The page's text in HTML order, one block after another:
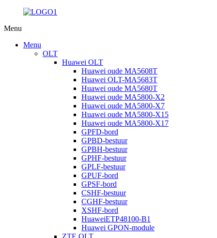
Menu
Menu
OLT
Huawei OLT
Huawei oude MA5608T
Huawei OLT-MA5683T
Huawei oude MA5680T
Huawei oude MA5800-X2
Huawei oude MA5800-X7
Huawei oude MA5800-X15
Huawei oude MA5800-X17
GPFD-bord
GPBD-bestuur
GPBH-bestuur
GPHF-bestuur
GPLF-bestuur
GPUF-bord
GPSF-bord
CSHF-bestuur
CGHF-bestuur
XSHF-bord
HuaweiETP48100-B1
Huawei GPON-module
ZTE OLT